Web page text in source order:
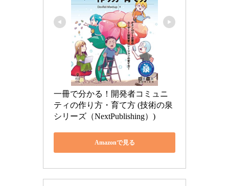
一冊で分かる！開発者コミュニ
ティの作り方・育て方 (技術の泉
シリーズ（NextPublishing）)
Amazonで見る